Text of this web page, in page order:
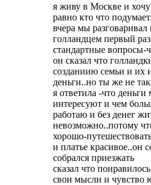
я живу в Москве и
равно кто что
вчера мы разговаривал
голландцем первый
стандартные вопросы-
он сказал что
созданиию семьи и их
деньги..но ты же не
я ответила -что
интересуют и чем
работаю и без денег
невозможно..потому
хорошо-
и платье красивое..он
собрался приезжать
сказал что
свои мысли и чувство